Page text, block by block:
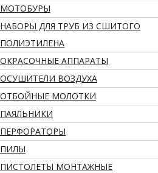
МОТОБУРЫ
НАБОРЫ ДЛЯ ТРУБ ИЗ СШИТОГО
ПОЛИЭТИЛЕНА
ОКРАСОЧНЫЕ АППАРАТЫ
ОСУШИТЕЛИ ВОЗДУХА
ОТБОЙНЫЕ МОЛОТКИ
ПАЯЛЬНИКИ
ПЕРФОРАТОРЫ
ПИЛЫ
ПИСТОЛЕТЫ МОНТАЖНЫЕ